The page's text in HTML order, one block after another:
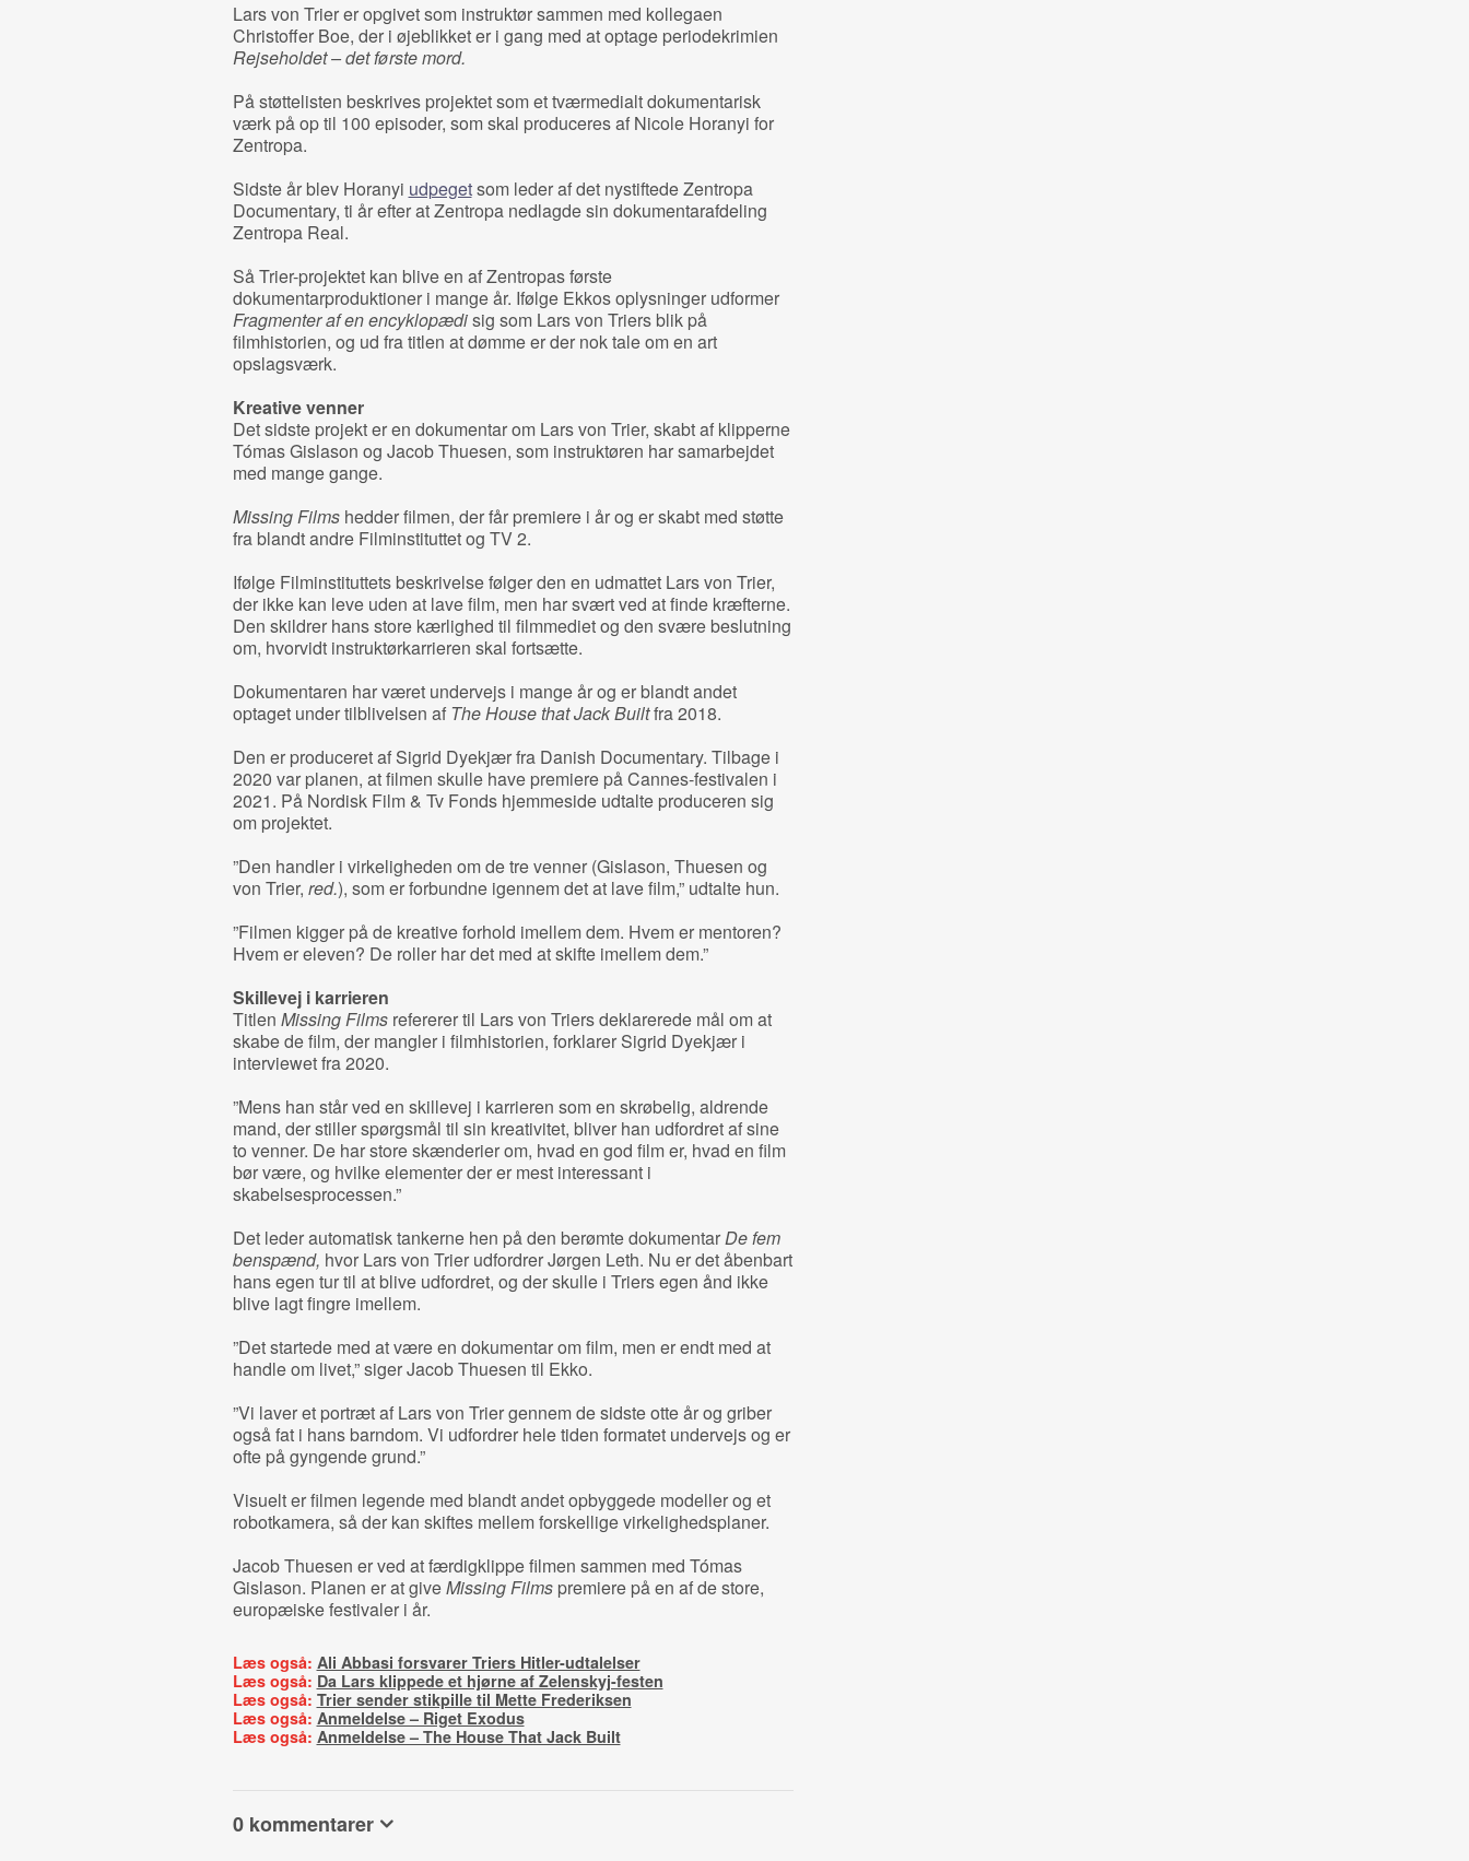
Lars von Trier er opgivet som instruktør sammen med kollegaen
Christoffer Boe, der i øjeblikket er i gang med at optage periodekrimien
Rejseholdet – det første mord.
På støttelisten beskrives projektet som et tværmedialt dokumentarisk
værk på op til 100 episoder, som skal produceres af Nicole Horanyi for
Zentropa.
Sidste år blev Horanyi udpegetsom leder af det nystiftede Zentropa
Documentary, ti år efter at Zentropa nedlagde sin dokumentarafdeling
Zentropa Real.
Så Trier-projektet kan blive en af Zentropas første
dokumentarproduktioner i mange år. Ifølge Ekkos oplysninger udformer
Fragmenter af en encyklopædisig som Lars von Triers blik på
filmhistorien, og ud fra titlen at dømme er der nok tale om en art
opslagsværk.
Kreative venner
Det sidste projekt er en dokumentar om Lars von Trier, skabt af klipperne
Tómas Gislason og Jacob Thuesen, som instruktøren har samarbejdet
med mange gange.
Missing Films hedder filmen, der får premiere i år og er skabt med støtte
fra blandt andre Filminstituttet og TV 2.
Ifølge Filminstituttets beskrivelse følger den en udmattet Lars von Trier,
der ikke kan leve uden at lave film, men har svært ved at finde kræfterne.
Den skildrer hans store kærlighed til filmmediet og den svære beslutning
om, hvorvidt instruktørkarrieren skal fortsætte.
Dokumentaren har været undervejs i mange år og er blandt andet
optaget under tilblivelsen af The House that Jack Builtfra 2018.
Den er produceret af Sigrid Dyekjær fra Danish Documentary. Tilbage i
2020 var planen, at filmen skulle have premiere på Cannes-festivalen i
2021. På Nordisk Film & Tv Fonds hjemmeside udtalte produceren sig
om projektet.
”Den handler i virkeligheden om de tre venner (Gislason, Thuesen og
von Trier, red.), som er forbundne igennem det at lave film,” udtalte hun.
”Filmen kigger på de kreative forhold imellem dem. Hvem er mentoren?
Hvem er eleven? De roller har det med at skifte imellem dem.”
Skillevej i karrieren
Titlen Missing Films refererer til Lars von Triers deklarerede mål om at
skabe de film, der mangler i filmhistorien, forklarer Sigrid Dyekjær i
interviewet fra 2020.
”Mens han står ved en skillevej i karrieren som en skrøbelig, aldrende
mand, der stiller spørgsmål til sin kreativitet, bliver han udfordret af sine
to venner. De har store skænderier om, hvad en god film er, hvad en film
bør være, og hvilke elementer der er mest interessant i
skabelsesprocessen.”
Det leder automatisk tankerne hen på den berømte dokumentarDe fem
benspænd, hvor Lars von Trier udfordrer Jørgen Leth. Nu er det åbenbart
hans egen tur til at blive udfordret, og der skulle i Triers egen ånd ikke
blive lagt fingre imellem.
”Det startede med at være en dokumentar om film, men er endt med at
handle om livet,” siger Jacob Thuesen til Ekko.
”Vi laver et portræt af Lars von Trier gennem de sidste otte år og griber
også fat i hans barndom. Vi udfordrer hele tiden formatet undervejs og er
ofte på gyngende grund.”
Visuelt er filmen legende med blandt andet opbyggede modeller og et
robotkamera, så der kan skiftes mellem forskellige virkelighedsplaner.
Jacob Thuesen er ved at færdigklippe filmen sammen med Tómas
Gislason. Planen er at giveMissing Filmspremiere på en af de store,
europæiske festivaler i år.
Læs også: Ali Abbasi forsvarer Triers Hitler-udtalelser
Læs også: Da Lars klippede et hjørne af Zelenskyj-festen
Læs også: Trier sender stikpille til Mette Frederiksen
Læs også: Anmeldelse – Riget Exodus
Læs også: Anmeldelse – The House That Jack Built
0 kommentarer